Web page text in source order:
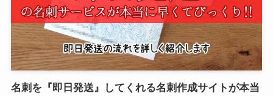
名刺を『即日発送』してくれる名刺作成サイトが本当